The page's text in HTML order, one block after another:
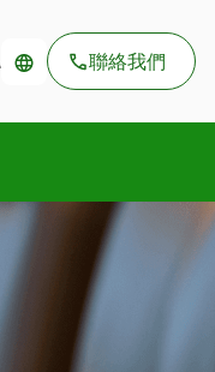
聯絡我們